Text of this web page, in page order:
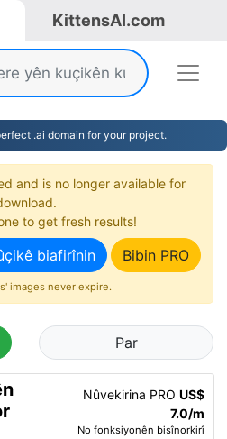
KittensAI.com
.ai domain for your project.
and is no longer available for
to get fresh results!
biafirînin Bibin PRO
images never expire.
Par
Nûvekirina PRO US$
7.0/m
No fonksiyonên bisînorkirî